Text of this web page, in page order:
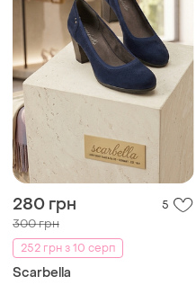
280 грн 5
300 грн
252 грн з 10 серп
Scarbella